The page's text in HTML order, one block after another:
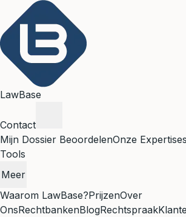
LawBase
Contact
Mijn Dossier BeoordelenOnze Expertises
Tools
Meer
Waarom LawBase?PrijzenOver
OnsRechtbankenBlogRechtspraak